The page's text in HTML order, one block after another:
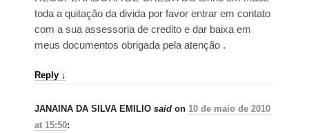
toda a quitação da divida por favor entrar em contato
com a sua assessoria de credito e dar baixa em
meus documentos obrigada pela atenção .
Reply ↓
JANAINA DA SILVA EMILIO said on 10 de maio de 2010
at 15:50: